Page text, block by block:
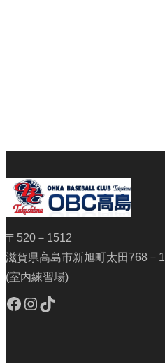
〒520－1512
滋賀県高島市新旭町太田768－1
(室内練習場)
Facebook Instagram TikTok